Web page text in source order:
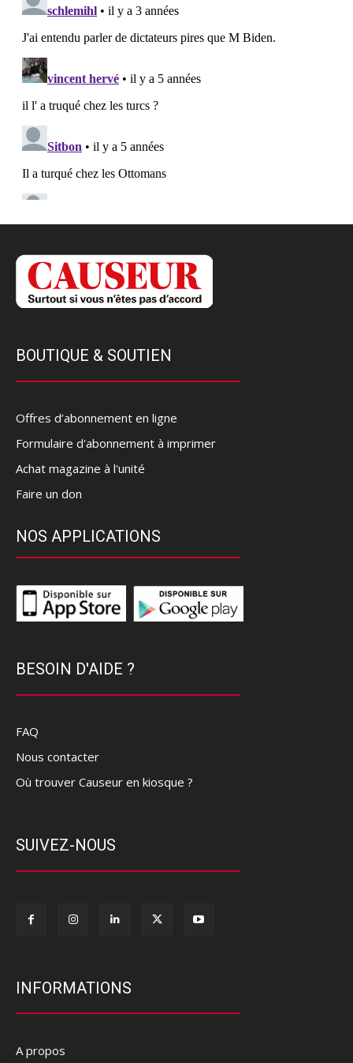
BOUTIQUE & SOUTIEN
Offres d’abonnement en ligne
Formulaire d'abonnement à imprimer
Achat magazine à l'unité
Faire un don
NOS APPLICATIONS
BESOIN D'AIDE ?
FAQ
Nous contacter
Où trouver Causeur en kiosque ?
SUIVEZ-NOUS
INFORMATIONS
A propos